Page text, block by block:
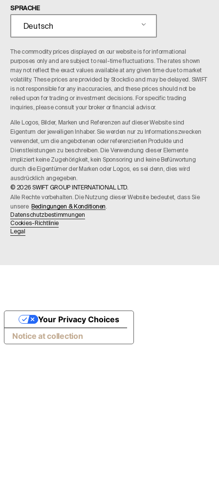
SPRACHE
Deutsch
The commodity prices displayed on our website is for informational
purposes only and are subject to real-time fluctuations. The rates shown
may not reflect the exact values available at any given time due to market
volatility. These prices are provided by Stockdio and may be delayed. SWIFT
is not responsible for any inaccuracies, and these prices should not be
relied upon for trading or investment decisions. For specific trading
inquiries, please consult your broker or financial advisor.
Alle Logos, Bilder, Marken und Referenzen auf dieser Website sind
Eigentum der jeweiligen Inhaber. Sie werden nur zu Informationszwecken
verwendet, um die angebotenen oder referenzierten Produkte und
Dienstleistungen zu beschreiben. Die Verwendung dieser Elemente
impliziert keine Zugehörigkeit, kein Sponsoring und keine Befürwortung
durch die Eigentümer der Marken oder Logos, es sei denn, dies wird
ausdrücklich angegeben.
© 2026 SWIFT GROUP INTERNATIONAL LTD.
Alle Rechte vorbehalten. Die Nutzung dieser Website bedeutet, dass Sie
unsere Bedingungen & Konditionen
Datenschutzbestimmungen
Cookies-Richtlinie
Legal
Notice at collection
Your Privacy Choices